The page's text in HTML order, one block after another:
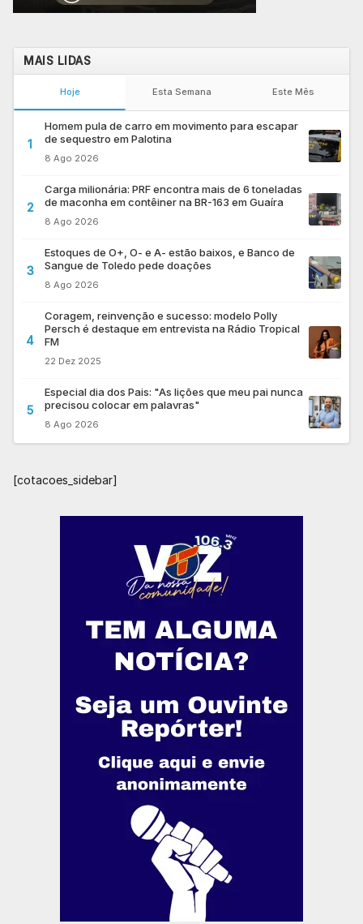
MAIS LIDAS
Hoje Esta Semana Este Mês
1
Homem pula de carro em movimento para escapar
de sequestro em Palotina
8 Ago 2026
2
Carga milionária: PRF encontra mais de 6 toneladas
de maconha em contêiner na BR-163 em Guaíra
8 Ago 2026
3
Estoques de O+, O- e A- estão baixos, e Banco de
Sangue de Toledo pede doações
8 Ago 2026
4
Coragem, reinvenção e sucesso: modelo Polly
Persch é destaque em entrevista na Rádio Tropical
FM
22 Dez 2025
5
Especial dia dos Pais: "As lições que meu pai nunca
precisou colocar em palavras"
8 Ago 2026
[cotacoes_sidebar]